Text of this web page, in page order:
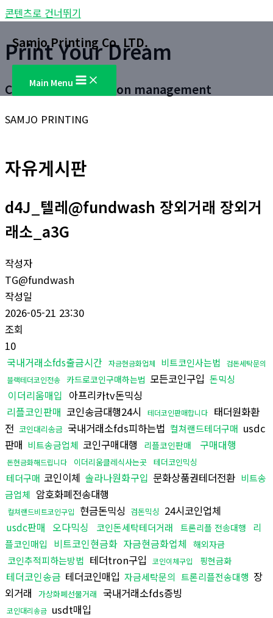
콘텐츠로 건너뛰기
Samjo Printing Co. LTD.
Main Menu
Print Your Dream
Customer satisfaction management
SAMJO PRINTING
자유게시판
d4J_텔레@fundwash 장외거래 장외거
래소_a3G
작성자
TG@fundwash
작성일
2026-05-21 23:30
조회
10
국내거래소fds출금시간 자금현금화업체 비트코인사는법
검돈세탁문의
블랙테더코인전송
카드로코인구매하는법 모든코인구입 돈믹싱
이더리움매입 아프리카tv돈믹싱
리플코인판매 코인송금대행24시 테더코인판매합니다
태더원화환
전 코인대리송금 국내거래소fds피하는법 컬쳐랜드테더구매 usdc
판매 비트송금업체 코인구매대행 리플코인판매 구매대행
돈현금화해드립니다 이더리움클레식사는곳 테더코인믹싱
테더구매 코인이체 솔라나원화구입 문화상품권테더전환 비트송
금업체 암호화폐전송대행
컬쳐랜드비트코인구입 현금돈믹싱 검돈믹싱 24시코인업체
usdc판매 오다믹싱 코인돈세탁테더거래 트론리플 전송대행
리
플코인매입
비트코인현금화 자금현금화업체 해외자금
코인추적피하는방법 테더tron구입 코인이체구입 핑현금화
테더코인송금 테더코인매입 자금세탁문의 트론리플전송대행 장
외거래
가상화폐선물거래 국내거래소fds증빙
코인대리송금 usdt매입